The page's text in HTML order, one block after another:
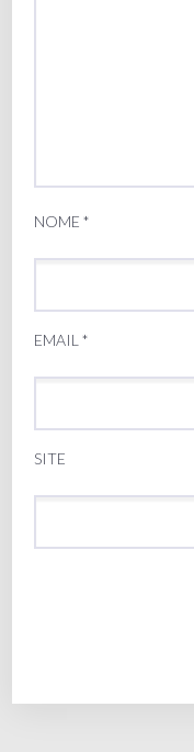
NOME*
EMAIL*
SITE